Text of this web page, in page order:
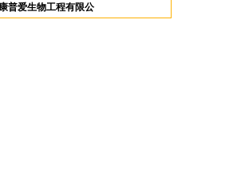
普爱生物工程有限公